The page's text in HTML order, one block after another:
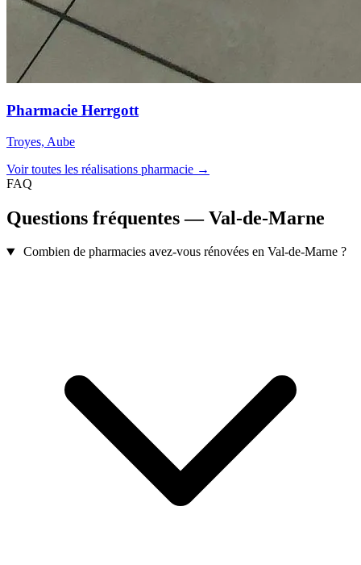
Pharmacie Herrgott
Troyes, Aube
Voir toutes les réalisations pharmacie →
FAQ
Questions fréquentes — Val-de-Marne
Combien de pharmacies avez-vous rénovées en Val-de-Marne ?